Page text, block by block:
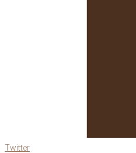
Twitter